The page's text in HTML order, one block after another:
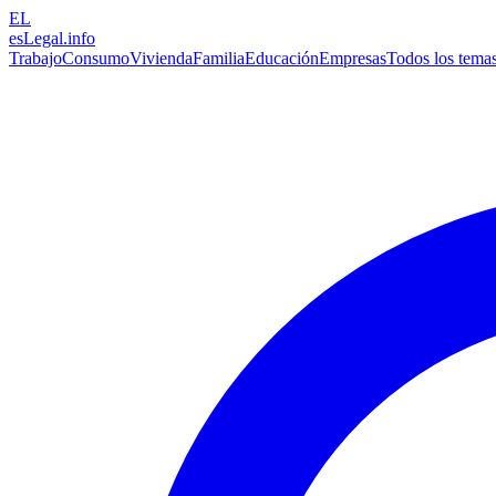
EL
esLegal.info
TrabajoConsumoViviendaFamiliaEducaciónEmpresasTodos los